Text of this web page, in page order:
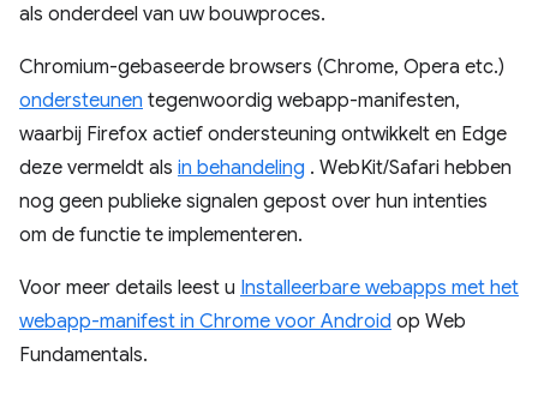
als onderdeel van uw bouwproces.
Chromium-gebaseerde browsers (Chrome, Opera etc.)
ondersteunen tegenwoordig webapp-manifesten,
waarbij Firefox actief ondersteuning ontwikkelt en Edge
deze vermeldt als in behandeling . WebKit/Safari hebben
nog geen publieke signalen gepost over hun intenties
om de functie te implementeren.
Voor meer details leest u Installeerbare webapps met het
webapp-manifest in Chrome voor Android op Web
Fundamentals.